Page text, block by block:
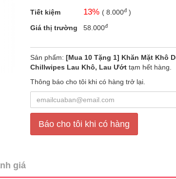
Tiết kiệm 13% ( 8.000đ )
Giá thị trường
58.000đ
Sản phẩm: [Mua 10 Tặng 1] Khăn Mặt Khô
Chillwipes Lau Khô, Lau Ướt tạm hết hàng.
Thông báo cho tôi khi có hàng trở lại.
Báo cho tôi khi có hàng
giá